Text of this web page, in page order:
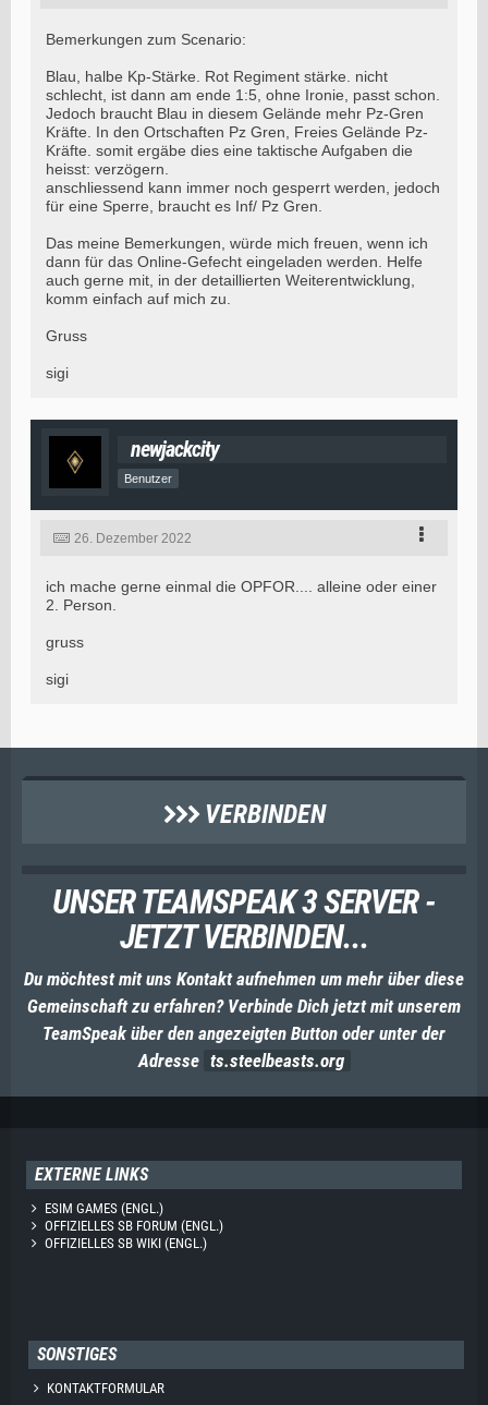
Bemerkungen zum Scenario:
Blau, halbe Kp-Stärke. Rot Regiment stärke. nicht
schlecht, ist dann am ende 1:5, ohne Ironie, passt schon.
Jedoch braucht Blau in diesem Gelände mehr Pz-Gren
Kräfte. In den Ortschaften Pz Gren, Freies Gelände Pz-
Kräfte. somit ergäbe dies eine taktische Aufgaben die
heisst: verzögern.
anschliessend kann immer noch gesperrt werden, jedoch
für eine Sperre, braucht es Inf/ Pz Gren.
Das meine Bemerkungen, würde mich freuen, wenn ich
dann für das Online-Gefecht eingeladen werden. Helfe
auch gerne mit, in der detaillierten Weiterentwicklung,
komm einfach auf mich zu.
Gruss
sigi
newjackcity
Benutzer
26. Dezember 2022
ich mache gerne einmal die OPFOR.... alleine oder einer
2. Person.
gruss
sigi
VERBINDEN
UNSER TEAMSPEAK 3 SERVER -
JETZT VERBINDEN...
Du möchtest mit uns Kontakt aufnehmen um mehr über diese
Gemeinschaft zu erfahren? Verbinde Dich jetzt mit unserem
TeamSpeak über den angezeigten Button oder unter der
Adresse ts.steelbeasts.org
EXTERNE LINKS
ESIM GAMES (ENGL.)
OFFIZIELLES SB FORUM (ENGL.)
OFFIZIELLES SB WIKI (ENGL.)
SONSTIGES
KONTAKTFORMULAR